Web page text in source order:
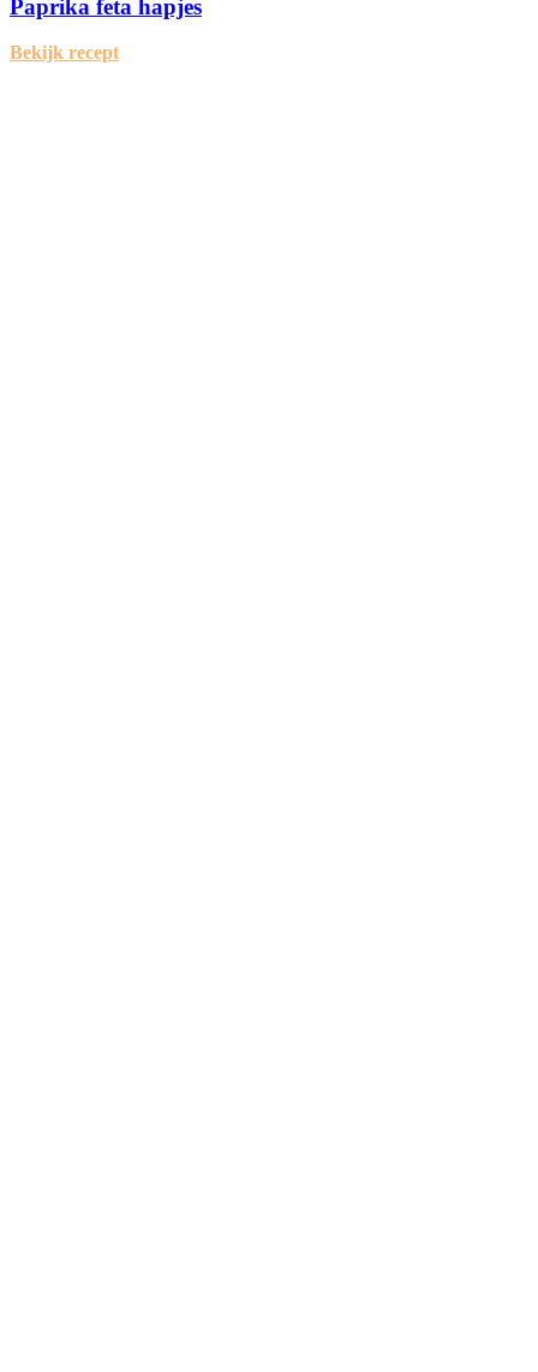
Paprika feta hapjes
Bekijk recept